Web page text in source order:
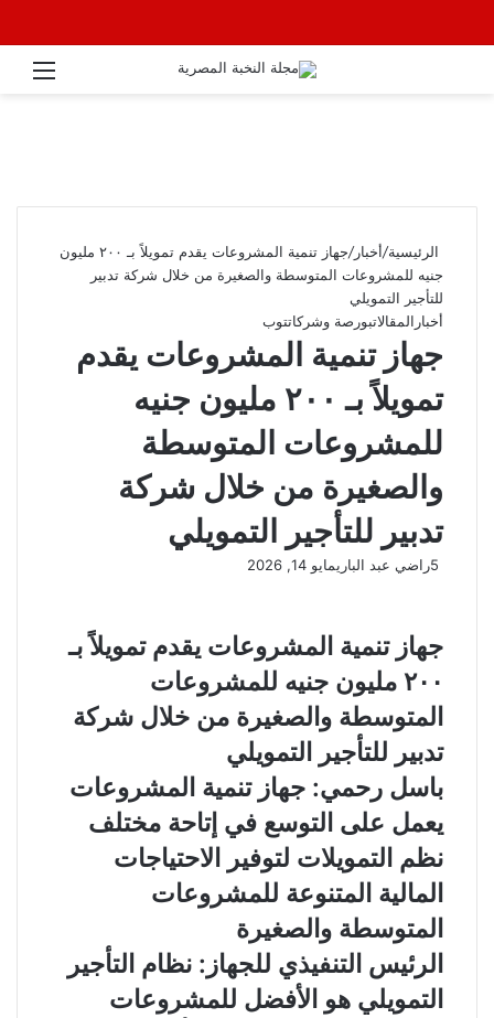
الرئيسية/أخبار/
جهاز تنمية المشروعات يقدم تمويلاً بـ ٢٠٠ مليون
جنيه للمشروعات المتوسطة والصغيرة من خلال شركة تدبير
للتأجير التمويلي
أخبار المقالاتبورصة وشركاتتوب
جهاز تنمية المشروعات يقدم
تمويلاً بـ ٢٠٠ مليون جنيه
للمشروعات المتوسطة
والصغيرة من خلال شركة
تدبير للتأجير التمويلي
راضي عبد الباريمايو 14, 2026
جهاز تنمية المشروعات يقدم تمويلاً بـ
٢٠٠ مليون جنيه للمشروعات
المتوسطة والصغيرة من خلال شركة
تدبير للتأجير التمويلي
باسل رحمي: جهاز تنمية المشروعات
يعمل على التوسع في إتاحة مختلف
نظم التمويلات لتوفير الاحتياجات
المالية المتنوعة للمشروعات
المتوسطة والصغيرة
الرئيس التنفيذي للجهاز: نظام التأجير
التمويلي هو الأفضل للمشروعات